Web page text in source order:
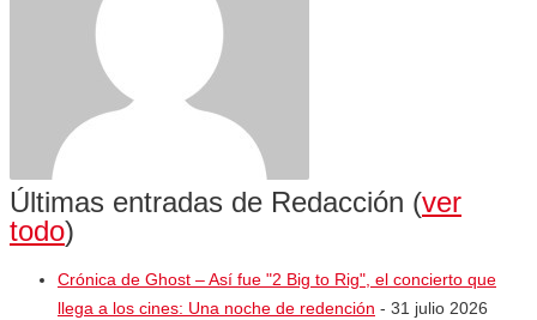
Últimas entradas de Redacción (ver
todo)
Crónica de Ghost – Así fue "2 Big to Rig", el concierto que
llega a los cines: Una noche de redención - 31 julio 2026